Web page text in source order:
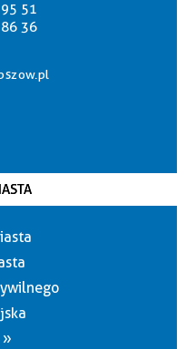
51
36